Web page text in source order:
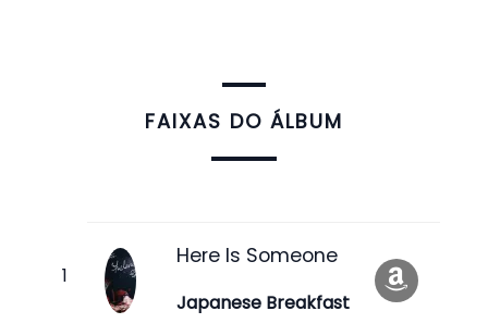
FAIXAS DO ÁLBUM
Here Is Someone
Japanese Breakfast